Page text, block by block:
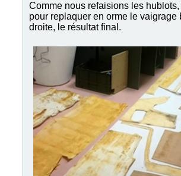
Comme nous refaisions les
pour replaquer en orme le vaigrage
droite, le résultat final.